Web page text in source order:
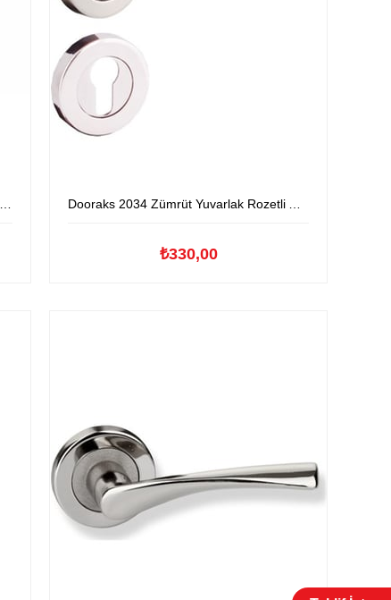
Dooraks 2034 Zümrüt Yuvarlak Rozetli Aluminyum Kapıkolu
₺330,00